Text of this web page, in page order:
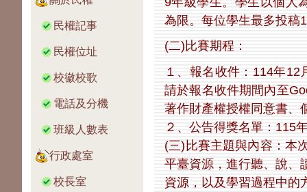
民權記事
民權位址
校徽校歌
電話及分機
班級人數表
行政處室
校長室
為限。每位學生最多投稿
(二)比賽期程：
１、報名收件：114年
請於報名收件期間內至
著作財產權授權同意書、
２、公告得獎名單：115
(三)比賽主題與內容：本
平臺資源，進行聽、說、
資源，以及學習過程中的